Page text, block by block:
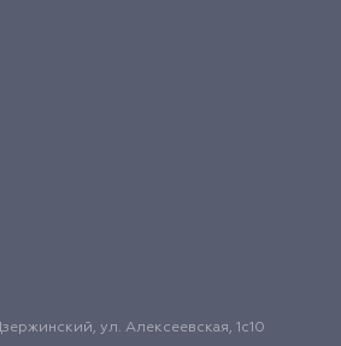
ул. Алексеевская, 1с10